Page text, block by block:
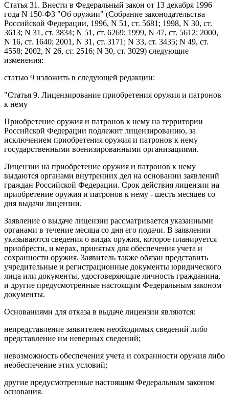
Статья 31. Внести в Федеральный закон от 13 декабря 1996
года N 150-ФЗ "Об оружии" (Собрание законодательства
Российской Федерации, 1996, N 51, ст. 5681; 1998, N 30, ст.
3613; N 31, ст. 3834; N 51, ст. 6269; 1999, N 47, ст. 5612; 2000,
N 16, ст. 1640; 2001, N 31, ст. 3171; N 33, ст. 3435; N 49, ст.
4558; 2002, N 26, ст. 2516; N 30, ст. 3029) следующие
изменения:
статью 9 изложить в следующей редакции:
"Статья 9. Лицензирование приобретения оружия и патронов
к нему
Приобретение оружия и патронов к нему на территории
Российской Федерации подлежит лицензированию, за
исключением приобретения оружия и патронов к нему
государственными военизированными организациями.
Лицензии на приобретение оружия и патронов к нему
выдаются органами внутренних дел на основании заявлений
граждан Российской Федерации. Срок действия лицензии на
приобретение оружия и патронов к нему - шесть месяцев со
дня выдачи лицензии.
Заявление о выдаче лицензии рассматривается указанными
органами в течение месяца со дня его подачи. В заявлении
указываются сведения о видах оружия, которое планируется
приобрести, и мерах, принятых для обеспечения учета и
сохранности оружия. Заявитель также обязан представить
учредительные и регистрационные документы юридического
лица или документы, удостоверяющие личность гражданина,
и другие предусмотренные настоящим Федеральным законом
документы.
Основаниями для отказа в выдаче лицензии являются:
непредставление заявителем необходимых сведений либо
представление им неверных сведений;
невозможность обеспечения учета и сохранности оружия либо
необеспечение этих условий;
другие предусмотренные настоящим Федеральным законом
основания.